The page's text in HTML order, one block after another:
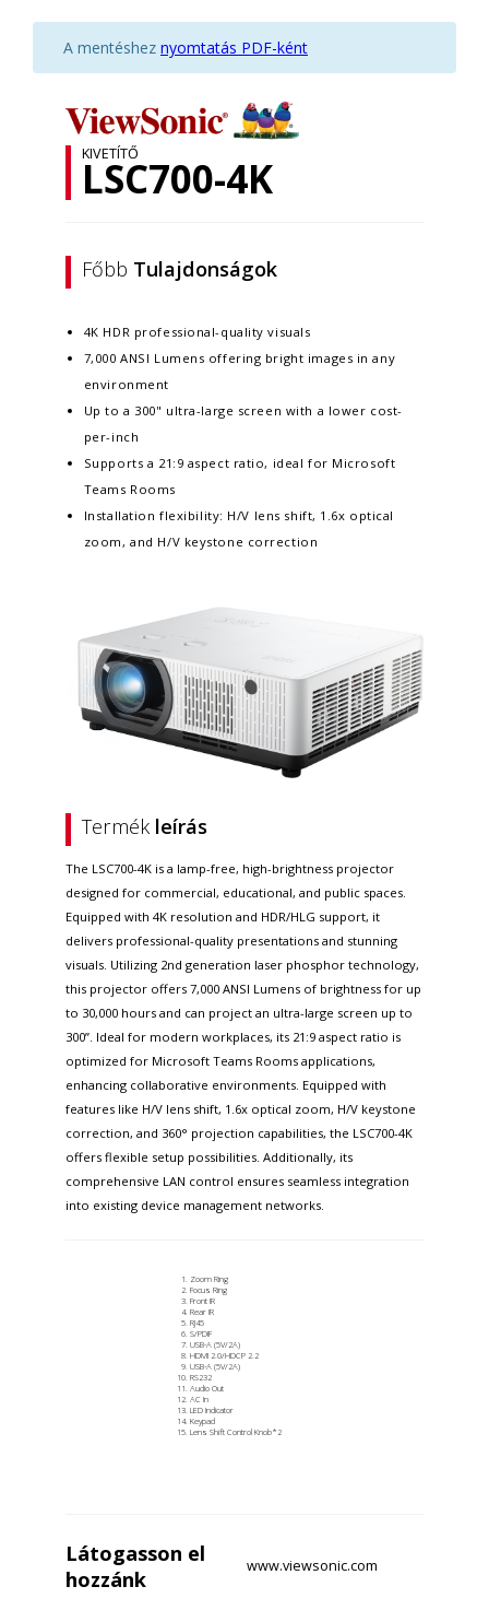
A mentéshez nyomtatás PDF-ként
KIVETÍTŐ
LSC700-4K
Főbb Tulajdonságok
4K HDR professional-quality visuals
7,000 ANSI Lumens offering bright images in any
environment
Up to a 300" ultra-large screen with a lower cost-
per-inch
Supports a 21:9 aspect ratio, ideal for Microsoft
Teams Rooms
Installation flexibility: H/V lens shift, 1.6x optical
zoom, and H/V keystone correction
Termék leírás
The LSC700-4K is a lamp-free, high-brightness projector
designed for commercial, educational, and public spaces.
Equipped with 4K resolution and HDR/HLG support, it
delivers professional-quality presentations and stunning
visuals. Utilizing 2nd generation laser phosphor technology,
this projector offers 7,000 ANSI Lumens of brightness for up
to 30,000 hours and can project an ultra-large screen up to
300”. Ideal for modern workplaces, its 21:9 aspect ratio is
optimized for Microsoft Teams Rooms applications,
enhancing collaborative environments. Equipped with
features like H/V lens shift, 1.6x optical zoom, H/V keystone
correction, and 360° projection capabilities, the LSC700-4K
offers flexible setup possibilities. Additionally, its
comprehensive LAN control ensures seamless integration
into existing device management networks.
Zoom Ring
Focus Ring
Front IR
Rear IR
RJ45
S/PDIF
USB-A (5V/2A)
HDMI 2.0/HDCP 2.2
USB-A (5V/2A)
RS232
Audio Out
AC In
LED Indicator
Keypad
Lens Shift Control Knob*2
Látogasson el
hozzánk
www.viewsonic.com